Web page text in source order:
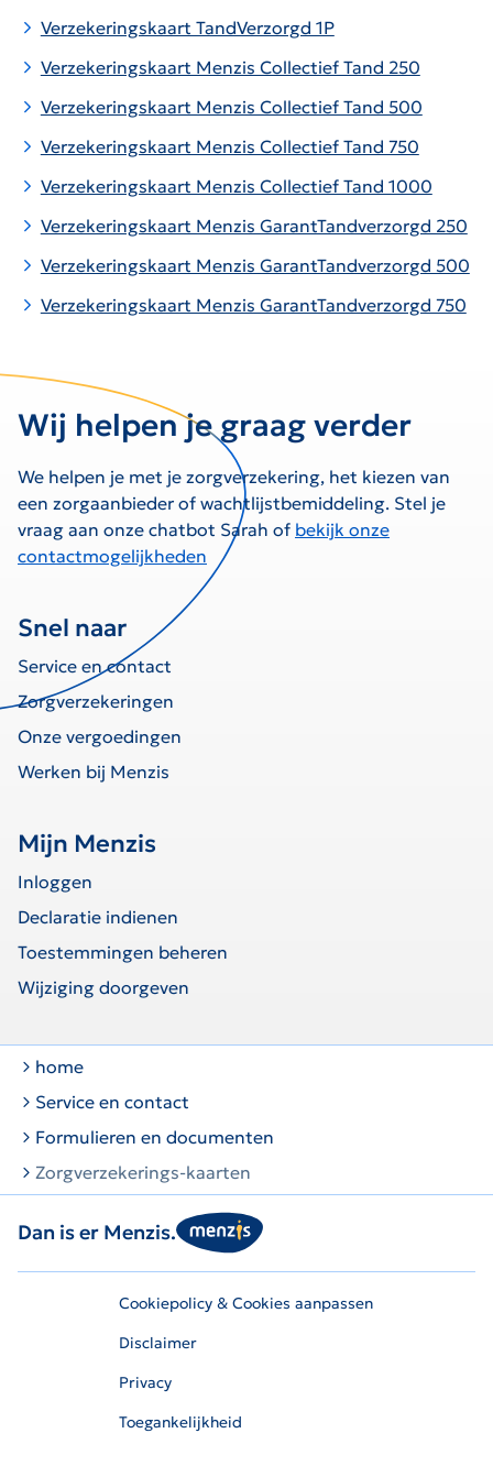
Verzekeringskaart TandVerzorgd 1P
Verzekeringskaart Menzis Collectief Tand 250
Verzekeringskaart Menzis Collectief Tand 500
Verzekeringskaart Menzis Collectief Tand 750
Verzekeringskaart Menzis Collectief Tand 1000
Verzekeringskaart Menzis GarantTandverzorgd 250
Verzekeringskaart Menzis GarantTandverzorgd 500
Verzekeringskaart Menzis GarantTandverzorgd 750
Wij helpen je graag verder
We helpen je met je zorgverzekering, het kiezen van
een zorgaanbieder of wachtlijstbemiddeling. Stel je
vraag aan onze chatbot Sarah of bekijk onze
contactmogelijkheden
Snel naar
Service en contact
Zorgverzekeringen
Onze vergoedingen
Werken bij Menzis
Mijn Menzis
Inloggen
Declaratie indienen
Toestemmingen beheren
Wijziging doorgeven
home
Service en contact
Formulieren en documenten
Zorgverzekerings-kaarten
Dan is er Menzis.
Cookiepolicy & Cookies aanpassen
Disclaimer
Privacy
Toegankelijkheid